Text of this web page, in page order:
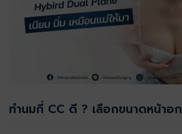
ทำนมกี่ CC ดี ? เลือกขนาดหน้าอ